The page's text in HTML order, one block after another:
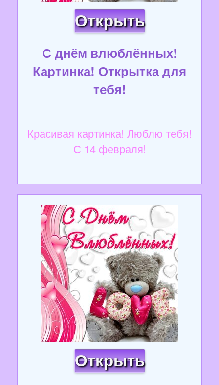
Открыть
С днём влюблённых!
Картинка! Открытка для
тебя!
Красивая картинка! Люблю тебя!
С 14 февраля!
Открыть